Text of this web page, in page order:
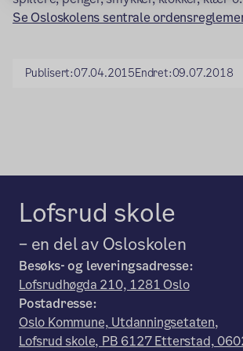
Se Osloskolens sentrale
Publisert:07.04.2015Endret:09.07.2018
Lofsrud skole
– en del av Osloskolen
Besøks- og leveringsadresse:
Lofsrudhøgda 210, 1281 Oslo
Postadresse:
Oslo Kommune, Utdanningsetaten,
Lofsrud skole, PB 6127 Etterstad,